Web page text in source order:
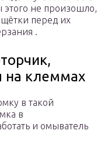
этого не произошло,
перед их
.
на клеммах
в такой
в
и омыватель